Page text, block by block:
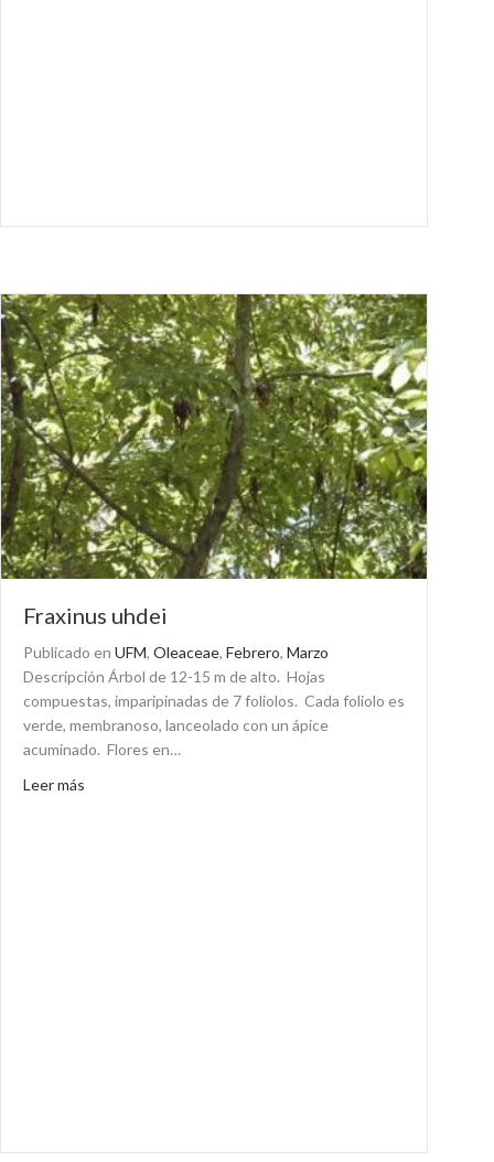
Fraxinus uhdei
Publicado en UFM, Oleaceae, Febrero, Marzo
Descripción Árbol de 12-15 m de alto. Hojas
compuestas, imparipinadas de 7 foliolos. Cada foliolo es
verde, membranoso, lanceolado con un ápice
acuminado. Flores en…
Leer más